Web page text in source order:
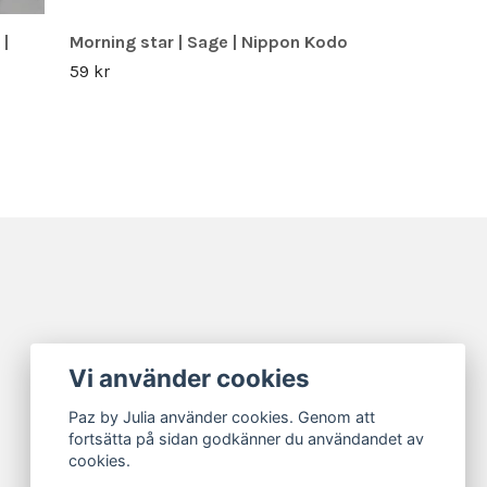
Morning star | Sage | Nippon Kodo
59 kr
Vi använder cookies
Paz by Julia använder cookies. Genom att
fortsätta på sidan godkänner du användandet av
cookies.